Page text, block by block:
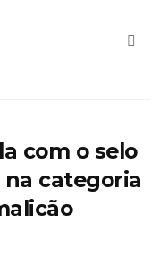
com o selo
na categoria